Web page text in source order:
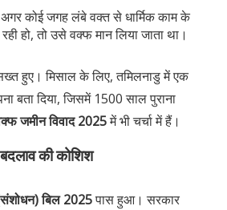
कोई जगह लंबे वक्त से धार्मिक काम के
हो, तो उसे वक्फ मान लिया जाता था।
हुए। मिसाल के लिए, तमिलनाडु में एक
बता दिया, जिसमें 1500 साल पुराना
जमीन विवाद 2025में भी चर्चा में हैं।
की कोशिश
बिल 2025पास हुआ। सरकार